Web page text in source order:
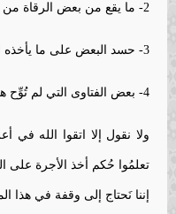
2- ما يقع من بعض الرقاة من المبالغة في الأجر.
3- حسد البعض على ما يأخذه الراقي.
4- بعض الفتاوى التي لم تُوِّح هذه المسألة.
ولا نقول إلا اتقوا الله
تعلمُوا حُكم أخذ الأجرة على
إننا نَحتاج إلى وقفة في هذا